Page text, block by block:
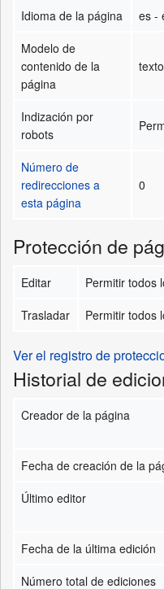
Idioma de la página
es -
Modelo de
contenido de la
página
Indización por
robots
Número de
redirecciones a
esta página
0
Protección de
Editar
Permitir todos
Trasladar
Permitir todos
Ver el registro de
Historial de
Creador de la página
Fecha de creación de la
Último editor
Fecha de la última edición
Número total de ediciones